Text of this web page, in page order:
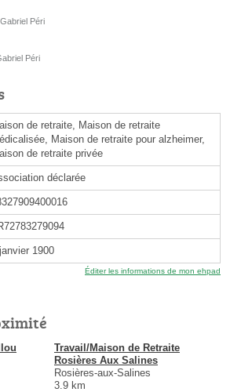
Péri
Péri
de retraite, Maison de retraite
Maison de retraite pour alzheimer,
de retraite privée
déclarée
1900
Éditer les informations de mon ehpad
Travail/Maison de Retraite
Rosières Aux Salines
Rosières-aux-Salines
3.9 km